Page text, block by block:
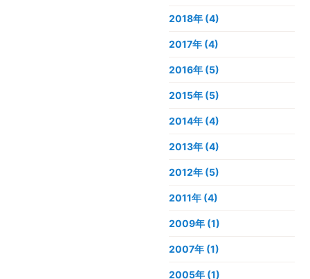
2018年 (4)
2017年 (4)
2016年 (5)
2015年 (5)
2014年 (4)
2013年 (4)
2012年 (5)
2011年 (4)
2009年 (1)
2007年 (1)
2005年 (1)